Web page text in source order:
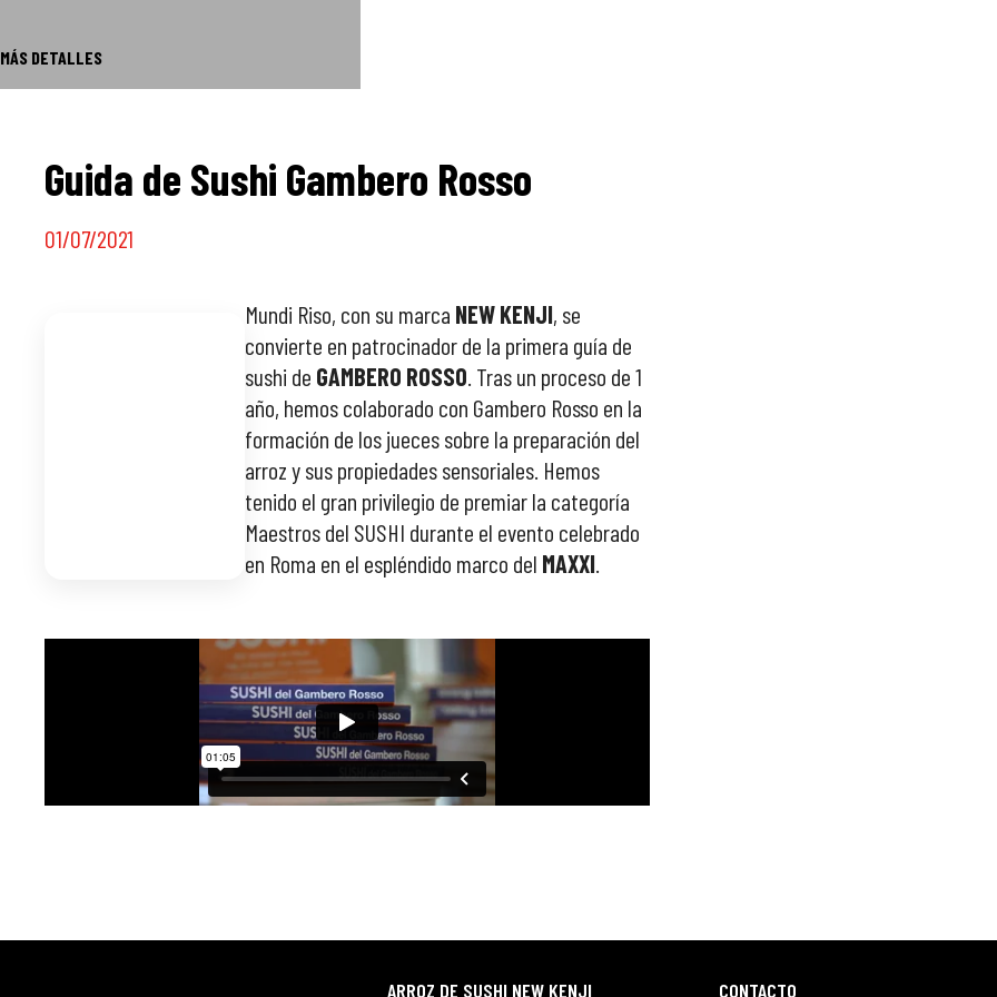
MÁS DETALLES
Guida de Sushi Gambero Rosso
01/07/2021
Mundi Riso, con su marca NEW KENJI, se
convierte en patrocinador de la primera guía de
sushi de GAMBERO ROSSO . Tras un proceso de 1
año, hemos colaborado con Gambero Rosso en la
formación de los jueces sobre la preparación del
arroz y sus propiedades sensoriales. Hemos
tenido el gran privilegio de premiar la categoría
Maestros del SUSHI durante el evento celebrado
en Roma en el espléndido marco del MAXXI.
ARROZ DE SUSHI NEW KENJI CONTACTO